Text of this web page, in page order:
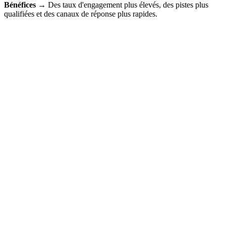
Bénéfices → Des taux d'engagement plus élevés, des pistes plus
qualifiées et des canaux de réponse plus rapides.